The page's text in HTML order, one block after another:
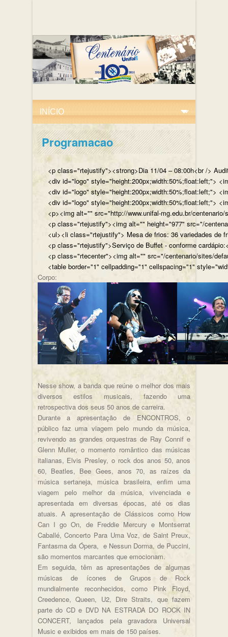
Programacao
<p class="rtejustify"><strong>Dia 11/04 – 08:00h<br />
<div id="logo" style="height:200px;width:50%;float:left;">
<div id="logo" style="height:200px;width:50%;float:left;">
<div id="logo" style="height:200px;width:50%;float:left;">
<p><img alt="" src="http://www.unifal-mg.edu.br/
<p class="rtejustify"><img alt="" height="977" src="/
<ul><li class="rtejustify"> Mesa de frios: 36 variedades de
<p class="rtejustify">Serviço de Buffet - conforme
<p class="rtecenter"><img alt="" src="/centenario/sites/
<table border="1" cellpadding="1" cellspacing="1"
Corpo:
Nesse show, a banda que reúne o melhor dos mais
diversos estilos musicais, fazendo uma
retrospectiva dos seus 50 anos de carreira.
Durante a apresentação de ENCONTROS, o
público faz uma viagem pelo mundo da música,
revivendo as grandes orquestras de Ray Connif e
Glenn Muller, o momento romântico das músicas
italianas, Elvis Presley, o rock dos anos 50, anos
60, Beatles, Bee Gees, anos 70, as raízes da
música sertaneja, música brasileira, enfim uma
viagem pelo melhor da música, vivenciada e
apresentada em diversas épocas, até os dias
atuais. A apresentação de Clássicos como How
Can I go On, de Freddie Mercury e Montserrat
Caballé, Concerto Para Uma Voz, de Saint Preux,
Fantasma da Ópera, e Nessun Dorma, de Puccini,
são momentos marcantes que emocionam.
Em seguida, têm as apresentações de algumas
músicas de ícones de Grupos de Rock
mundialmente reconhecidos, como Pink Floyd,
Creedence, Queen, U2, Dire Straits, que fazem
parte do CD e DVD NA ESTRADA DO ROCK IN
CONCERT, lançados pela gravadora Universal
Music e exibidos em mais de 150 países.